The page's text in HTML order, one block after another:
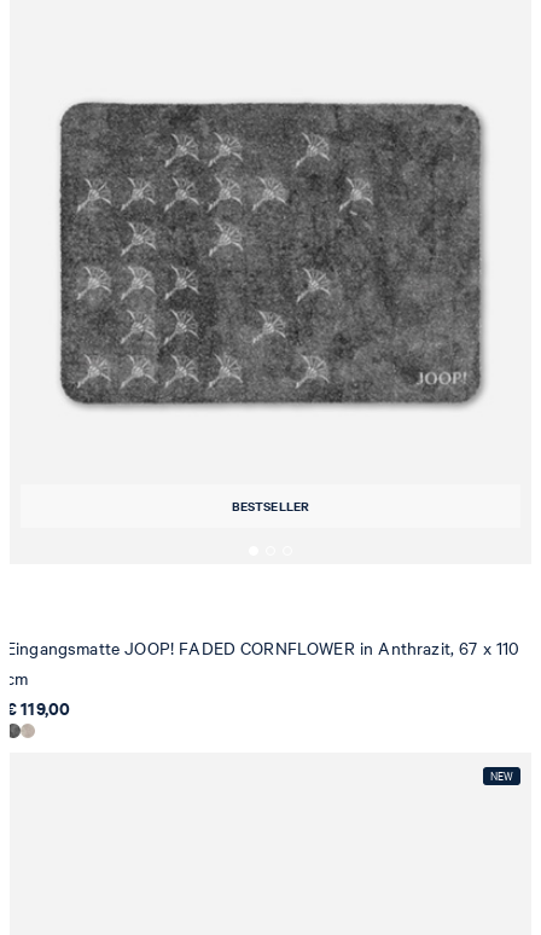
BESTSELLER
Eingangsmatte JOOP! FADED CORNFLOWER in Anthrazit, 67 x 110
cm
€ 119,00